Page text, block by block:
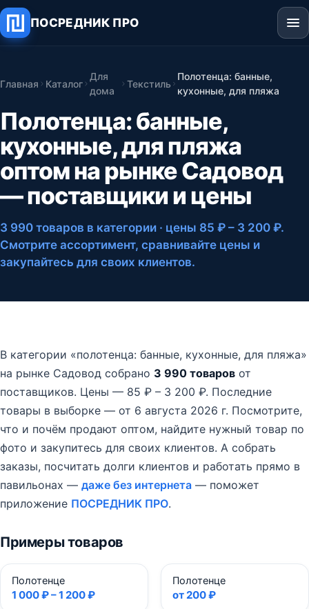
ПОСРЕДНИК ПРО
Главная Каталог
Для
дома
Текстиль
Полотенца: банные,
кухонные, для пляжа
Полотенца: банные,
кухонные, для пляжа
оптом на рынке Садовод
— поставщики и цены
3 990 товаров в категории · цены 85 ₽ – 3 200 ₽.
Смотрите ассортимент, сравнивайте цены и
закупайтесь для своих клиентов.
В категории «полотенца: банные, кухонные, для пляжа»
на рынке Садовод собрано 3 990 товаров от
поставщиков. Цены — 85 ₽ – 3 200 ₽. Последние
товары в выборке — от 6 августа 2026 г. Посмотрите,
что и почём продают оптом, найдите нужный товар по
фото и закупитесь для своих клиентов. А собрать
заказы, посчитать долги клиентов и работать прямо в
павильонах — даже без интернета — поможет
приложение ПОСРЕДНИК ПРО.
Примеры товаров
Полотенце
1 000 ₽ – 1 200 ₽
Полотенце
от 200 ₽